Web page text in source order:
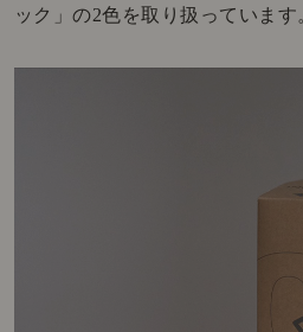
ック」の2色を取り扱っています